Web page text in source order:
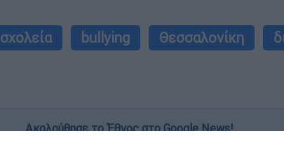
σχολεία bullying Θεσσαλονίκη
Ακολούθησε το Έθνος στο Google News!